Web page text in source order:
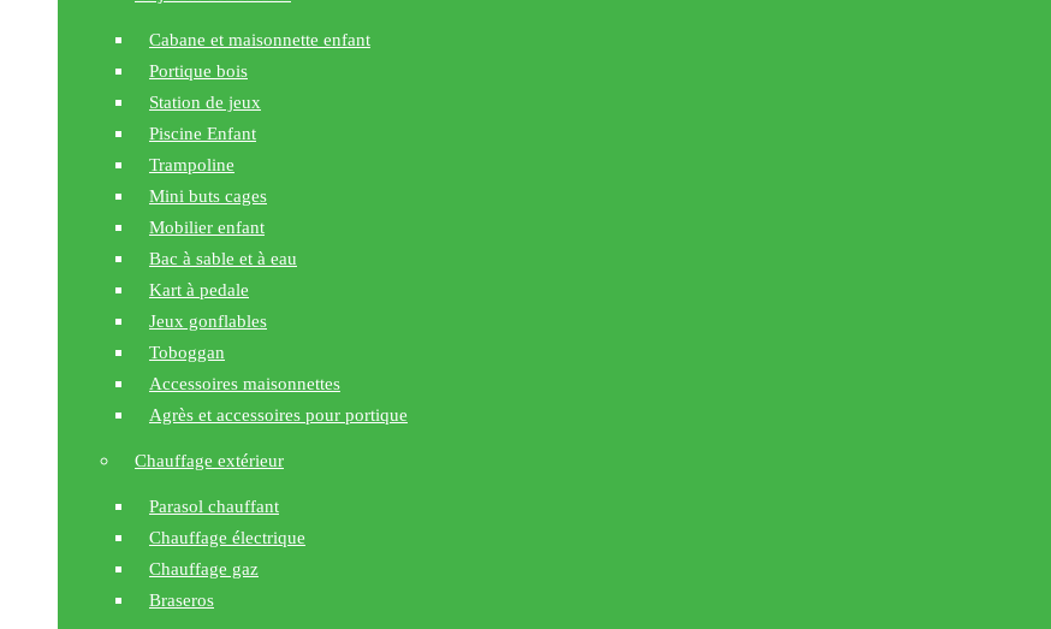
Cabane et maisonnette enfant
Portique bois
Station de jeux
Piscine Enfant
Trampoline
Mini buts cages
Mobilier enfant
Bac à sable et à eau
Kart à pedale
Jeux gonflables
Toboggan
Accessoires maisonnettes
Agrès et accessoires pour portique
Chauffage extérieur
Parasol chauffant
Chauffage électrique
Chauffage gaz
Braseros